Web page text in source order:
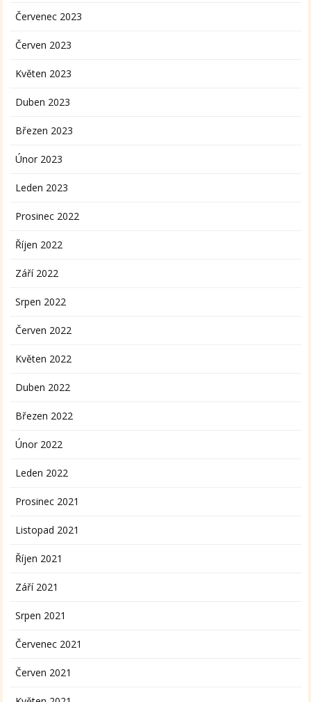
Červenec 2023
Červen 2023
Květen 2023
Duben 2023
Březen 2023
Únor 2023
Leden 2023
Prosinec 2022
Říjen 2022
Září 2022
Srpen 2022
Červen 2022
Květen 2022
Duben 2022
Březen 2022
Únor 2022
Leden 2022
Prosinec 2021
Listopad 2021
Říjen 2021
Září 2021
Srpen 2021
Červenec 2021
Červen 2021